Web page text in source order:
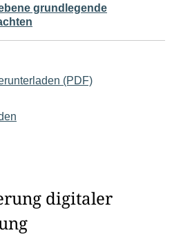
grundlegende
(PDF)
digitaler